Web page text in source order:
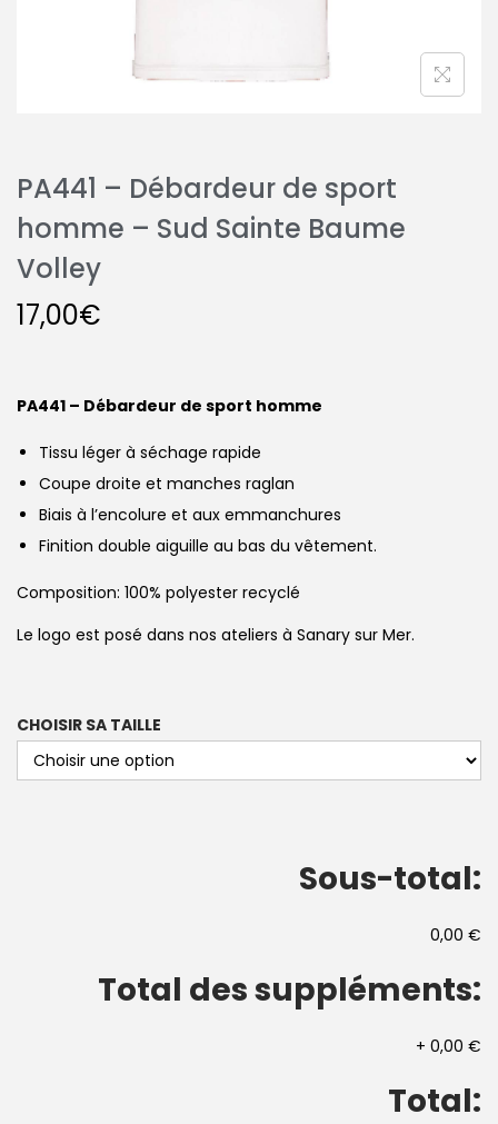
PA441 – Débardeur de sport
homme – Sud Sainte Baume
Volley
17,00€
PA441 – Débardeur de sport homme
Tissu léger à séchage rapide
Coupe droite et manches raglan
Biais à l’encolure et aux emmanchures
Finition double aiguille au bas du vêtement.
Composition: 100% polyester recyclé
Le logo est posé dans nos ateliers à Sanary sur Mer.
CHOISIR SA TAILLE
Sous-total:
0,00 €
Total des suppléments:
+ 0,00 €
Total: